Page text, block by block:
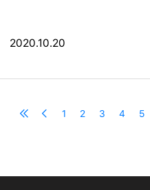
2020.10.20
1 2 3 4 5